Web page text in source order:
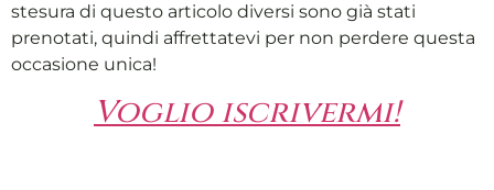
stesura di questo articolo diversi sono già stati
prenotati, quindi affrettatevi per non perdere questa
occasione unica!
Voglio iscrivermi!